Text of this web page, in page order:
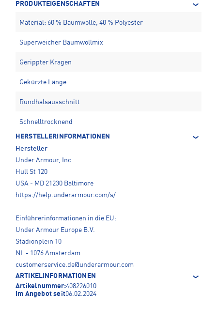
PRODUKTEIGENSCHAFTEN
Material: 60 % Baumwolle, 40 % Polyester
Superweicher Baumwollmix
Gerippter Kragen
Gekürzte Länge
Rundhalsausschnitt
Schnelltrocknend
HERSTELLERINFORMATIONEN
Hersteller
Under Armour, Inc.
Hull St 120
USA - MD 21230 Baltimore
https://help.underarmour.com/s/
Einführerinformationen in die EU:
Under Armour Europe B.V.
Stadionplein 10
NL - 1076 Amsterdam
customerservice.de@underarmour.com
ARTIKELINFORMATIONEN
Artikelnummer:408226010
Im Angebot seit06.02.2024